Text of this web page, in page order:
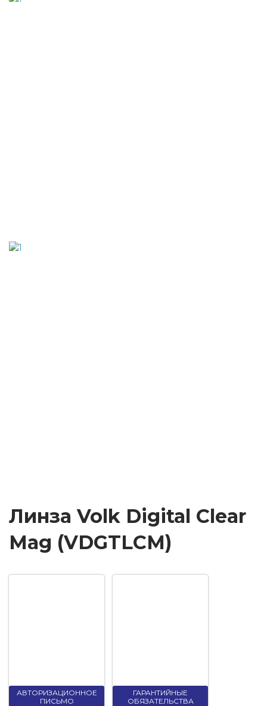
Линза Volk Digital Clear
Mag (VDGTLCM)
АВТОРИЗАЦИОННОЕ
ПИСЬМО
ГАРАНТИЙНЫЕ
ОБЯЗАТЕЛЬСТВА